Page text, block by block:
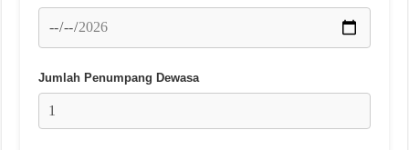
Jumlah Penumpang Dewasa